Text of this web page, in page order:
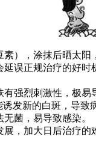
，涂抹后晒太阳
误正规治疗的好时
烈刺激性，极易
新的白斑，导致
菌，易导致感染。
，加大日后治疗的